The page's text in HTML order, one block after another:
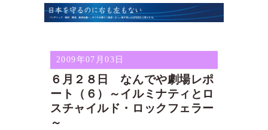
2009年07月03日
６月２８日 なんでや劇場レポ
ート（６）～イルミナティとロ
スチャイルド・ロックフェラー
～